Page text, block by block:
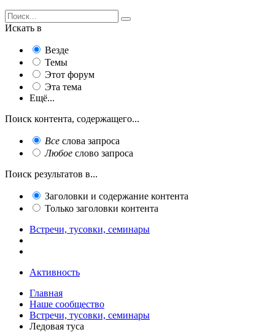
Искать в
Везде
Темы
Этот форум
Эта тема
Ещё...
Поиск контента, содержащего...
Все слова запроса
Любое слово запроса
Поиск результатов в...
Заголовки и содержание контента
Только заголовки контента
Встречи, тусовки, семинары
Активность
Главная
Наше сообщество
Встречи, тусовки, семинары
Ледовая туса